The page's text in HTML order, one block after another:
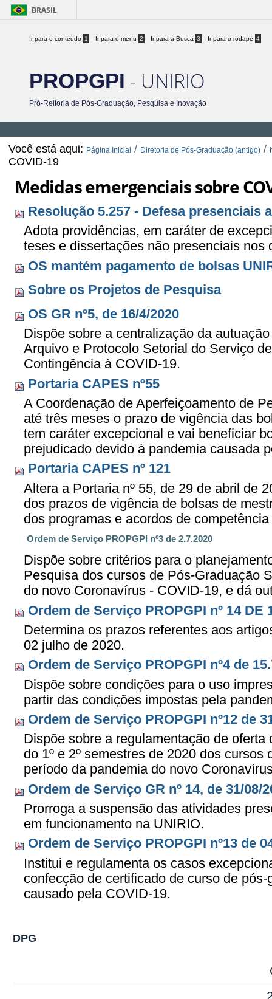
BRASIL
Ir para o conteúdo 1 Ir para o menu 2 Ir para a Busca 3 Ir para o rodapé 4
PROPGPI - UNIRIO
Pró-Reitoria de Pós-Graduação, Pesquisa e Inovação
Você está aqui: Página Inicial / Diretoria de Pós-Graduação (antigo) /
COVID-19
Medidas emergenciais sobre
Resolução 5.257 - Defesa presenciais
Adota providências, em caráter de
teses e dissertações não presenciais nos
OS mantém pagamento de bolsas
Sobre os Projetos de Pesquisa
OS GR nº5, de 16/4/2020
Dispõe sobre a centralização da
Arquivo e Protocolo Setorial do Serviço
Contingência à COVID-19.
Portaria CAPES nº55
A Coordenação de Aperfeiçoamento de
até três meses o prazo de vigência das
tem caráter excepcional e vai beneficiar
prejudicado devido à pandemia causada
Portaria CAPES nº 121
Altera a Portaria nº 55, de 29 de abril de
dos prazos de vigência de bolsas de
dos programas e acordos de
Ordem de Serviço PROPGPI nº3 de 2.7.2020
Dispõe sobre critérios para o
Pesquisa dos cursos de Pós-Graduação
do novo Coronavírus - COVID-19, e dá
Ordem de Serviço PROPGPI nº 14 DE
Determina os prazos referentes aos
02 julho de 2020.
Ordem de Serviço PROPGPI nº4 de
Dispõe sobre condições para o uso
partir das condições impostas pela
Ordem de Serviço PROPGPI nº12 de
Dispõe sobre a regulamentação de
do 1º e 2º semestres de 2020 dos
período da pandemia do novo
Ordem de Serviço GR nº 14, de 31/08/
Prorroga a suspensão das atividades
em funcionamento na UNIRIO.
Ordem de Serviço PROPGPI nº13 de
Institui e regulamenta os casos
confecção de certificado de curso de
causado pela COVID-19.
DPG